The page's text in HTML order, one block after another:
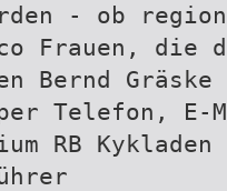
- ob
Frauen, die
Bernd
Telefon, E-
RB